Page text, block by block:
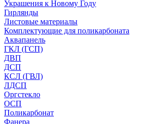
Украшения к Новому Году
Гирлянды
Листовые материалы
Комплектующие для поликарбоната
Аквапанель
ГКЛ (ГСП)
ДВП
ДСП
КСЛ (ГВЛ)
ЛДСП
Оргстекло
ОСП
Поликарбонат
Фанера